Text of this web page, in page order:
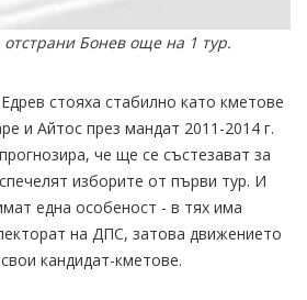
Бонев още на 1 тур.
стояха стабилно като кметове
и Айтос през мандат 2011-2014 г.
че ще се състезават за
изборите от първи тур. И
една особеност - в тях има
на ДПС, затова движението
кандидат-кметове.